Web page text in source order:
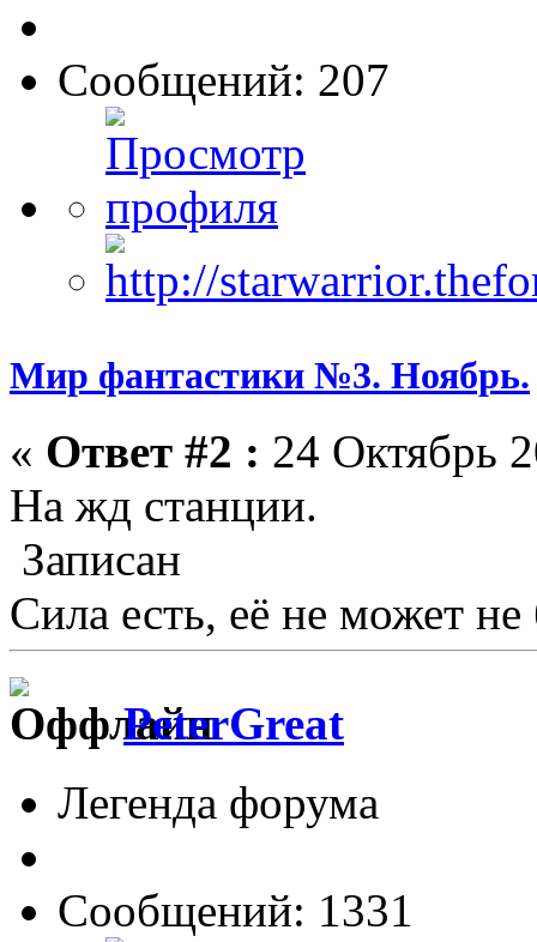
Сообщений: 207
Мир фантастики №3. Ноябрь.
« Ответ #2 : 24 Октябрь
На жд станции.
Записан
Сила есть, её не может
PeterGreat
Легенда форума
Сообщений: 1331